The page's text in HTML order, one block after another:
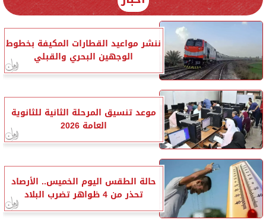
ننشر مواعيد القطارات المكيفة بخطوط
الوجهين البحري والقبلي
موعد تنسيق المرحلة الثانية للثانوية
العامة 2026
حالة الطقس اليوم الخميس.. الأرصاد
تحذر من 4 ظواهر تضرب البلاد